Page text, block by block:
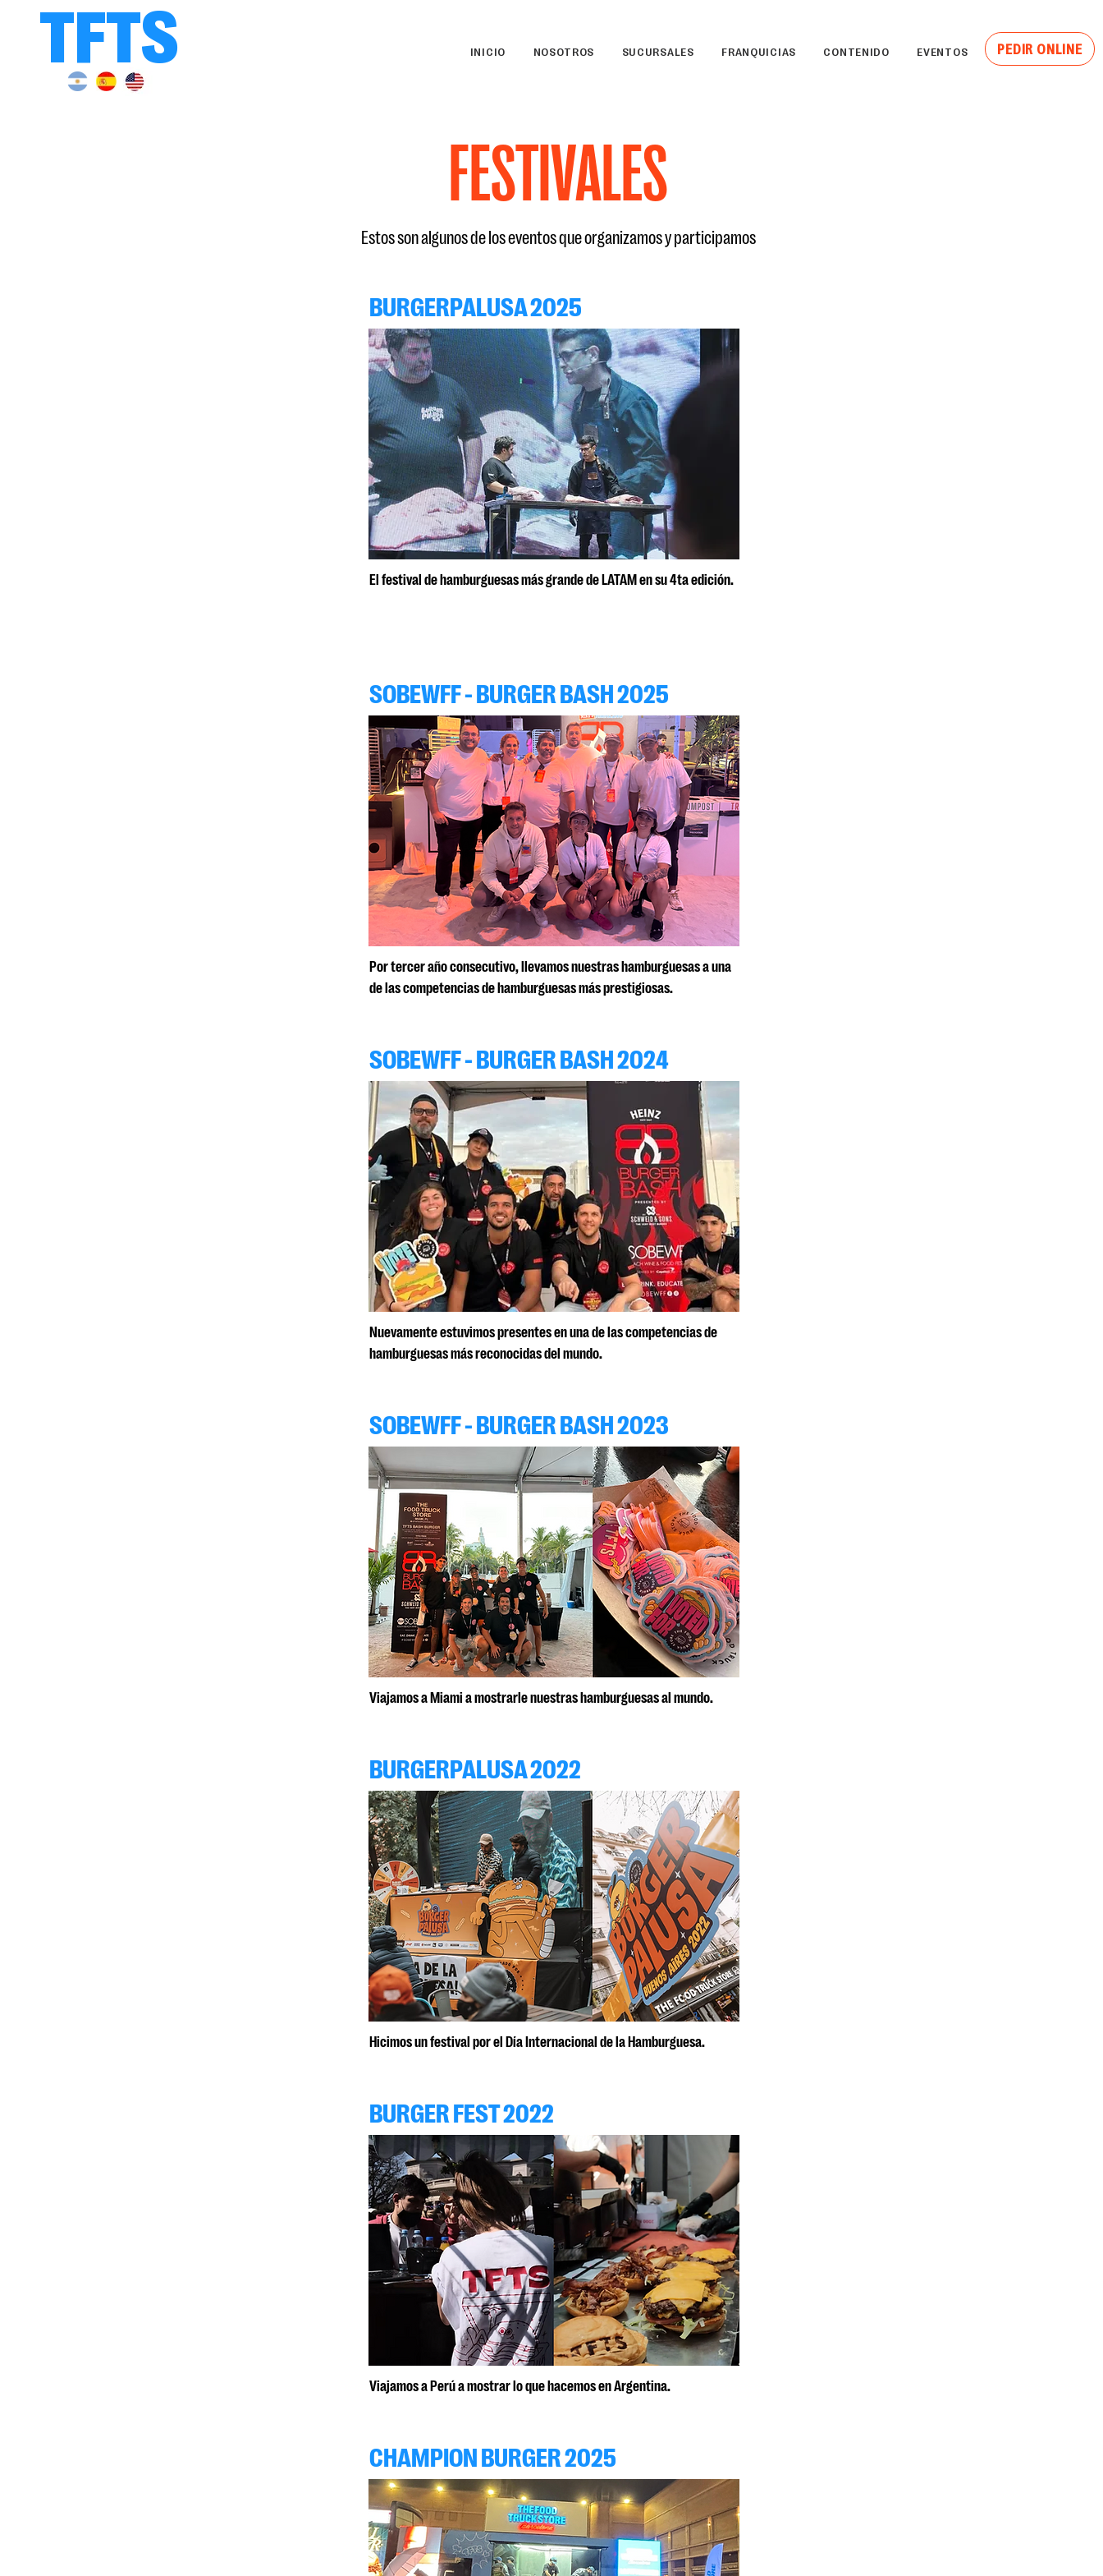
TFTS INICIO NOSOTROS SUCURSALES FRANQUICIAS CONTENIDO EVENTOS PEDIR ONLINE
FESTIVALES
Estos son algunos de los eventos que organizamos y participamos
BURGERPALUSA 2025
El festival de hamburguesas más grande de LATAM en su 4ta edición.
SOBEWFF - BURGER BASH 2025
Por tercer año consecutivo, llevamos nuestras hamburguesas a una
de las competencias de hamburguesas más prestigiosas.
SOBEWFF - BURGER BASH 2024
Nuevamente estuvimos presentes en una de las competencias de
hamburguesas más reconocidas del mundo.
SOBEWFF - BURGER BASH 2023
Viajamos a Miami a mostrarle nuestras hamburguesas al mundo.
BURGERPALUSA 2022
Hicimos un festival por el Día Internacional de la Hamburguesa.​
BURGER FEST 2022
Viajamos a Perú a mostrar lo que hacemos en Argentina.
CHAMPION BURGER 2025